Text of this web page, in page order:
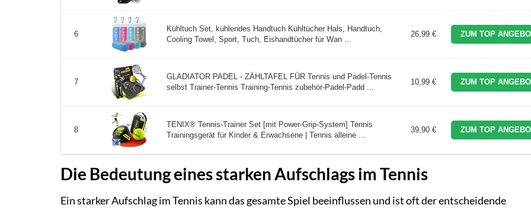
6
Kühltuch Set, kühlendes Handtuch Kühltücher Hals, Handtuch,
Cooling Towel, Sport, Tuch, Eishandtücher für Wan ...
26,99 € ZUM TOP
7
GLADIATOR PADEL - ZÄHLTAFEL FÜR Tennis und Padel-Tennis
selbst Trainer-Tennis Training-Tennis zubehör-Padel-Padd ...
10,99 € ZUM TOP
8
TENIX® Tennis-Trainer Set [mit Power-Grip-System] Tennis
Trainingsgerät für Kinder & Erwachsene | Tennis alleine ...
39,90 € ZUM TOP
Die Bedeutung eines starken Aufschlags im Tennis
Ein starker Aufschlag im Tennis kann das gesamte Spiel beeinflussen und ist oft der entscheidende